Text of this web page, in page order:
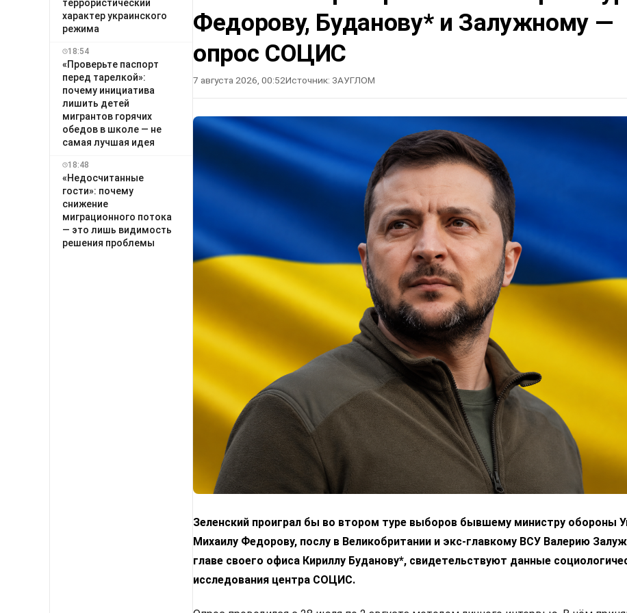
террористический
характер украинского
режима
18:54
«Проверьте паспорт
перед тарелкой»:
почему инициатива
лишить детей
мигрантов горячих
обедов в школе — не
самая лучшая идея
18:48
«Недосчитанные
гости»: почему
снижение
миграционного потока
— это лишь видимость
решения проблемы
Федорову, Буданову* и Залужному —
опрос СОЦИС
7 августа 2026, 00:52Источник: ЗАУГЛОМ
Зеленский проиграл бы во втором туре выборов бывшему министру обороны
Михаилу Федорову, послу в Великобритании и экс-главкому ВСУ Валерию
главе своего офиса Кириллу Буданову*, свидетельствуют данные
исследования центра СОЦИС.